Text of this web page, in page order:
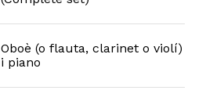
Oboè (o flauta, clarinet o violí)
i piano